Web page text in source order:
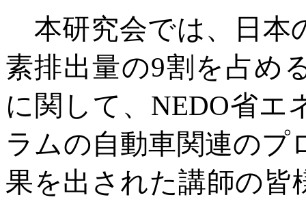
本研究会では、日本
素排出量の9割を占め
に関して、NEDO省エ
ラムの自動車関連の
果を出された講師の皆